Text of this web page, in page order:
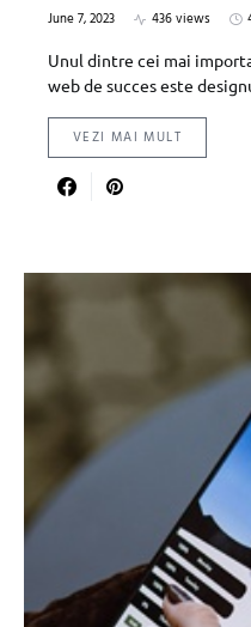
June 7, 2023 436 views
Unul dintre cei mai
web de succes este
VEZI MAI MULT